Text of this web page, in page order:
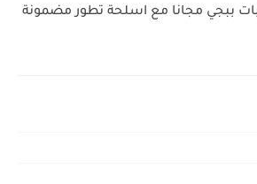
مجانا مع اسلحة تطور مضمونة